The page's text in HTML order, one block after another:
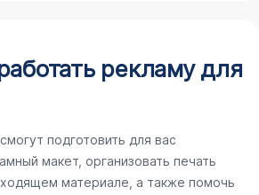
рекламу для
подготовить для вас
макет, организовать печать
материале, а также помочь